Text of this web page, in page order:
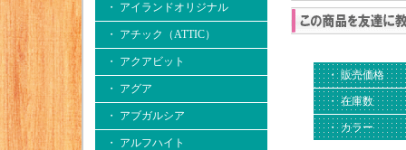
・ アイランドオリジナル
・ アチック（ATTIC）
・ アクアビット
・ アグア
・ アブガルシア
・ アルフハイト
・ 販売価格
・ 在庫数
・ カラー